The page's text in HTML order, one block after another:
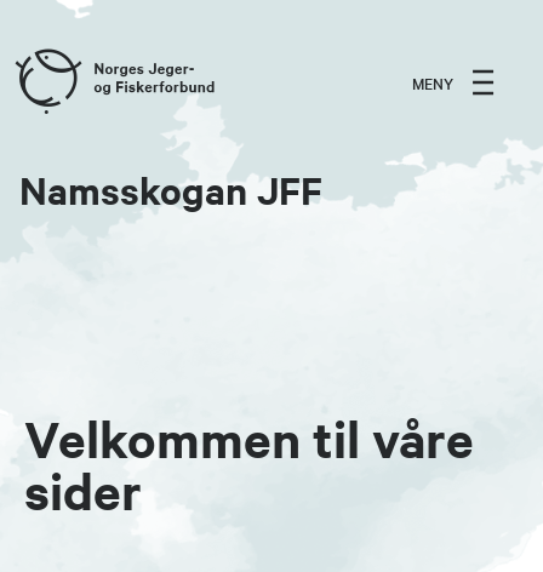
MENY
Namsskogan JFF
Velkommen til våre
sider